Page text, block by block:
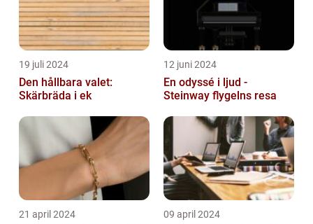
19 juli 2024
Den hållbara valet:
Skärbräda i ek
12 juni 2024
En odyssé i ljud -
Steinway flygelns resa
21 april 2024 09 april 2024